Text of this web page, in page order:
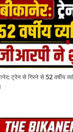
ट्रेन से गिरने से 52 वर्षीय